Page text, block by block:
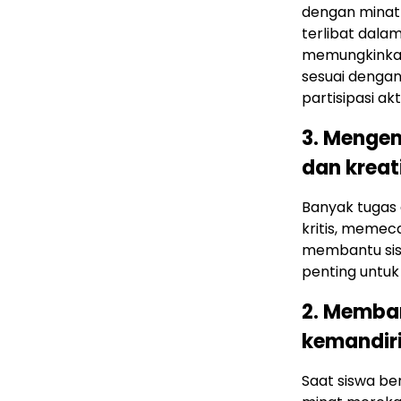
dengan
terlibat
sesuai
partisipasi
3.
dan
Banyak
kritis,
membantu
penting
2.
Saat siswa